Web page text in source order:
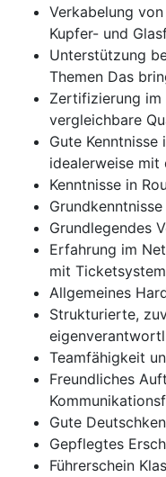
Verkabelung
Kupfer- und
Unterstützung
Themen Das
Zertifizierung im
vergleichbare
Gute
idealerweise
Kenntnisse in
Grundlegendes
Erfahrung im
mit
Allgemeines
Strukturierte,
Teamfähigkeit
Freundliches
Gute
Gepflegtes
Führerschein